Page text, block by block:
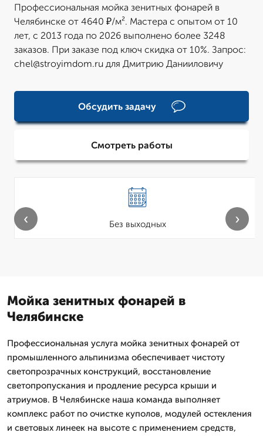
Профессиональная мойка зенитных фонарей в
Челябинске от 4640 ₽/м². Мастера с опытом от 10
лет, с 2013 года по 2026 выполнено более 3248
заказов. При заказе под ключ скидка от 10%. Запрос:
chel@stroyimdom.ru для Дмитрию Данииловичу
Обсудить задачу
Смотреть работы
Без выходных
‹ ›
Мойка зенитных фонарей в
Челябинске
Профессиональная услуга мойка зенитных фонарей от
промышленного альпинизма обеспечивает чистоту
светопрозрачных конструкций, восстановление
светопропускания и продление ресурса крыши и
атриумов. В Челябинске наша команда выполняет
комплекс работ по очистке куполов, модулей остекления
и световых линеек на высоте с применением средств,